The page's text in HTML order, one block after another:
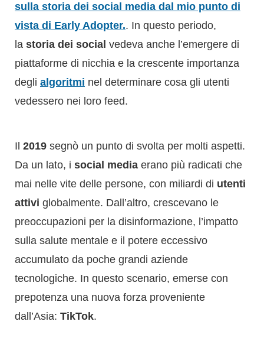
sulla storia dei social media dal mio punto di
vista di Early Adopter.. In questo periodo,
la storia dei social vedeva anche l’emergere di
piattaforme di nicchia e la crescente importanza
degli algoritmi nel determinare cosa gli utenti
vedessero nei loro feed.
Il 2019 segnò un punto di svolta per molti aspetti.
Da un lato, i social media erano più radicati che
mai nelle vite delle persone, con miliardi di utenti
attivi globalmente. Dall’altro, crescevano le
preoccupazioni per la disinformazione, l’impatto
sulla salute mentale e il potere eccessivo
accumulato da poche grandi aziende
tecnologiche. In questo scenario, emerse con
prepotenza una nuova forza proveniente
dall’Asia: TikTok.